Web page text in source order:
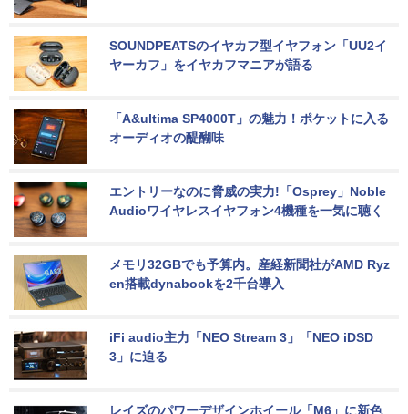
SOUNDPEATSのイヤカフ型イヤフォン「UU2イ
ヤーカフ」をイヤカフマニアが語る
「A&ultima SP4000T」の魅力！ポケットに入る
オーディオの醍醐味
エントリーなのに脅威の実力!「Osprey」Noble
Audioワイヤレスイヤフォン4機種を一気に聴く
メモリ32GBでも予算内。産経新聞社がAMD Ryz
en搭載dynabookを2千台導入
iFi audio主力「NEO Stream 3」「NEO iDSD
3」に迫る
レイズのパワーデザインホイール「M6」に新色